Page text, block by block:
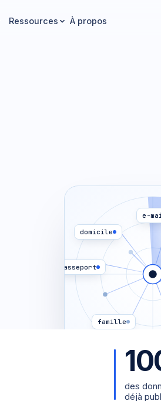
Ressources À propos
domicile
e-
famille
passeport
des
déjà